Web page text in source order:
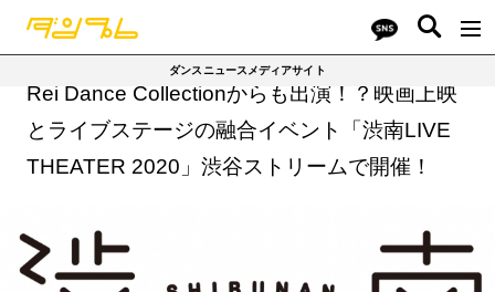
ダンスニュースメディアサイト
Rei Dance Collectionからも出演！？映画上映
とライブステージの融合イベント「渋南LIVE
THEATER 2020」渋谷ストリームで開催！